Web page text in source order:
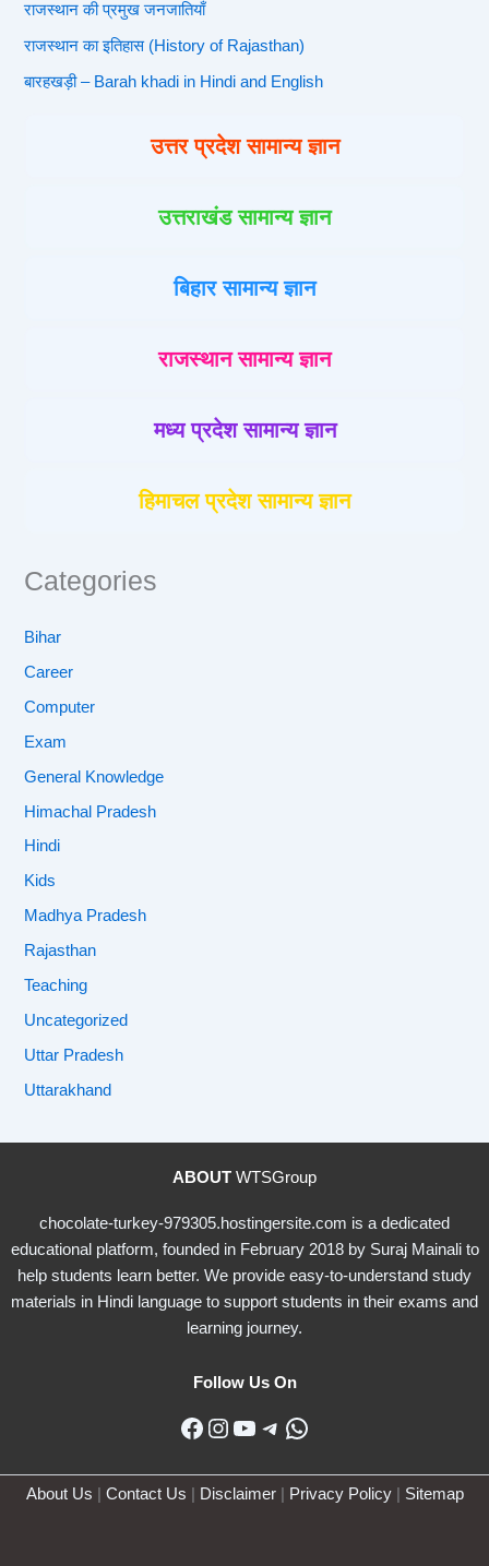
राजस्थान की प्रमुख जनजातियाँ
राजस्थान का इतिहास (History of Rajasthan)
बारहखड़ी – Barah khadi in Hindi and English
उत्तर प्रदेश सामान्य ज्ञान
उत्तराखंड सामान्य ज्ञान
बिहार सामान्य ज्ञान
राजस्थान सामान्य ज्ञान
मध्य प्रदेश सामान्य ज्ञान
हिमाचल प्रदेश सामान्य ज्ञान
Categories
Bihar
Career
Computer
Exam
General Knowledge
Himachal Pradesh
Hindi
Kids
Madhya Pradesh
Rajasthan
Teaching
Uncategorized
Uttar Pradesh
Uttarakhand
ABOUT WTSGroup
chocolate-turkey-979305.hostingersite.com is a dedicated
educational platform, founded in February 2018 by Suraj Mainali to
help students learn better. We provide easy-to-understand study
materials in Hindi language to support students in their exams and
learning journey.
Follow Us On
Facebook
Instagram
YouTube
Telegram
WhatsApp
About Us Contact Us Disclaimer| Privacy Policy| Sitemap